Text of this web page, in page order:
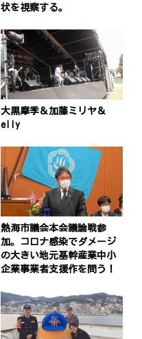
状を視察する。
大黒摩季＆加藤ミリヤ＆
eIIy
熱海市議会本会議論戦参
加。コロナ感染でダメージ
の大きい地元基幹産業中小
企業事業者支援作を問う！